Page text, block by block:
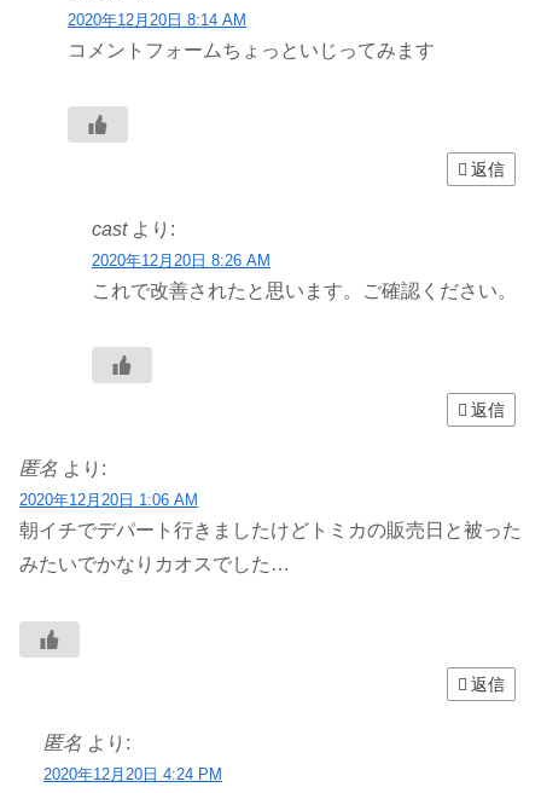
2020年12月20日 8:14 AM
コメントフォームちょっといじってみます
返信
cast より:
2020年12月20日 8:26 AM
これで改善されたと思います。ご確認ください。
返信
匿名 より:
2020年12月20日 1:06 AM
朝イチでデパート行きましたけどトミカの販売日と被った
みたいでかなりカオスでした…
返信
匿名 より:
2020年12月20日 4:24 PM